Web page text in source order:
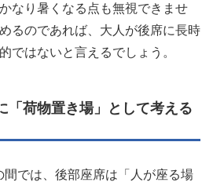
なり暑くなる点も無視できませ
るのであれば、大人が後席に長時
ではないと言えるでしょう。
「荷物置き場」として考える
では、後部座席は「人が座る場